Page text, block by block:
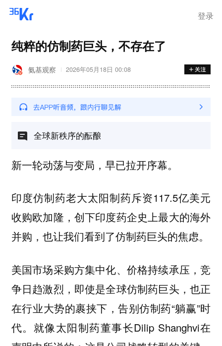
登录
纯粹的仿制药巨头，不存在了
氨基观察 2026年05月18日 00:08
全球新秩序的酝酿
新一轮动荡与变局，早已拉开序幕。
印度仿制药老大太阳制药斥资117.5亿美元
收购欧加隆，创下印度药企史上最大的海外
并购，也让我们看到了仿制药巨头的焦虑。
美国市场采购方集中化、价格持续承压，竞
争日趋激烈，即使是全球仿制药巨头，也正
在行业大势的裹挟下，告别仿制药“躺赢”时
代。就像太阳制药董事长Dilip Shanghvi在